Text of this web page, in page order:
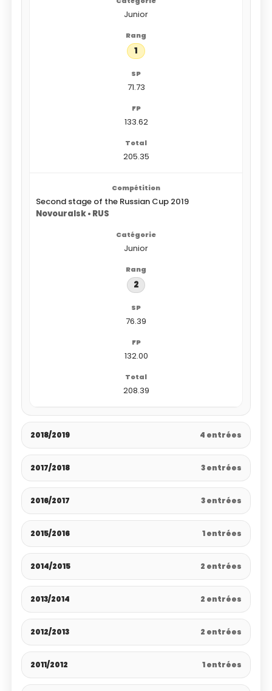
Junior
1
71.73
133.62
205.35
Second stage of the Russian Cup 2019
Novouralsk • RUS
Junior
2
76.39
132.00
208.39
2018/2019 4 entrées
2017/2018 3 entrées
2016/2017 3 entrées
2015/2016 1 entrées
2014/2015 2 entrées
2013/2014 2 entrées
2012/2013 2 entrées
2011/2012 1 entrées